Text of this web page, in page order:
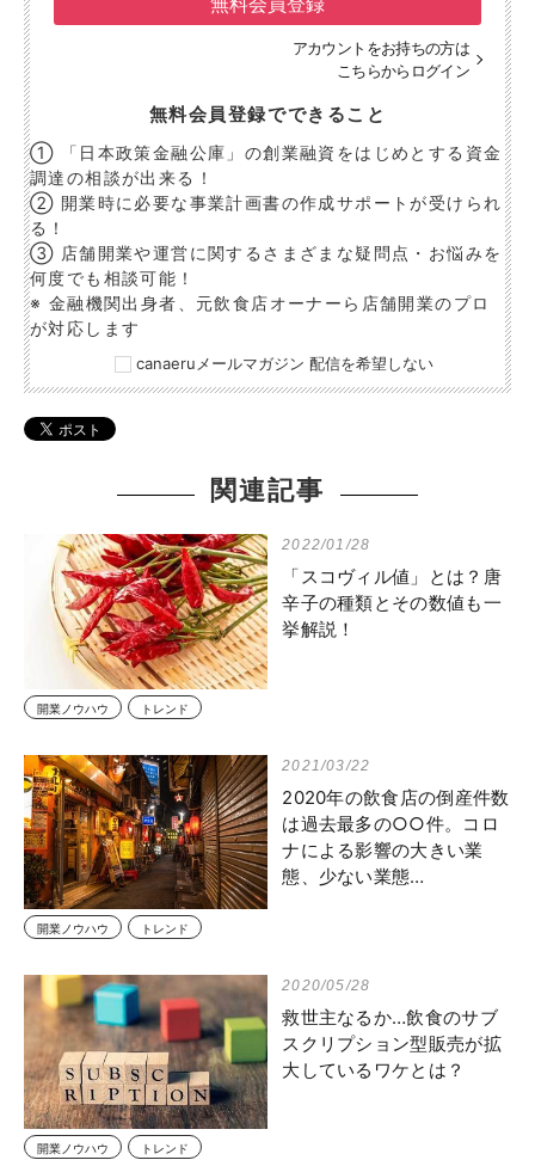
アカウントをお持ちの方は
こちらからログイン
無料会員登録でできること
① 「日本政策金融公庫」の創業融資をはじめとする資金
調達の相談が出来る！
② 開業時に必要な事業計画書の作成サポートが受けられ
る！
③ 店舗開業や運営に関するさまざまな疑問点・お悩みを
何度でも相談可能！
※ 金融機関出身者、元飲食店オーナーら店舗開業のプロ
が対応します
canaeruメールマガジン 配信を希望しない
関連記事
2022/01/28
「スコヴィル値」とは？唐
辛子の種類とその数値も一
挙解説！
開業ノウハウ トレンド
2021/03/22
2020年の飲食店の倒産件数
は過去最多の○○件。コロ
ナによる影響の大きい業
態、少ない業態…
開業ノウハウ トレンド
2020/05/28
救世主なるか…飲食のサブ
スクリプション型販売が拡
大しているワケとは？
開業ノウハウ トレンド